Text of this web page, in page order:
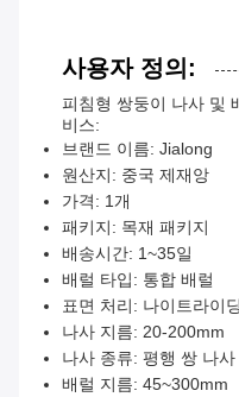
사용자 정의:
피침형 쌍둥이 나사 및
비스:
브랜드 이름: Jialong
원산지: 중국 제재앙
가격: 1개
패키지: 목재 패키지
배송시간: 1~35일
배럴 타입: 통합 배럴
표면 처리: 나이트라이
나사 지름: 20-200mm
나사 종류: 평행 쌍 나사
배럴 지름: 45~300mm